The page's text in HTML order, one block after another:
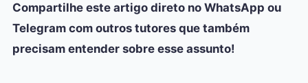
Compartilhe este artigo direto no WhatsApp ou
Telegram com outros tutores que também
precisam entender sobre esse assunto!